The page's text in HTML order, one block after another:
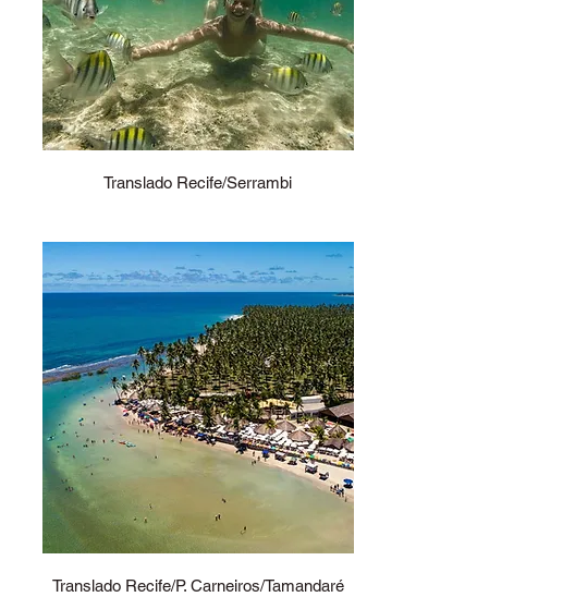
Translado Recife/Serrambi
Translado Recife/P. Carneiros/Tamandaré